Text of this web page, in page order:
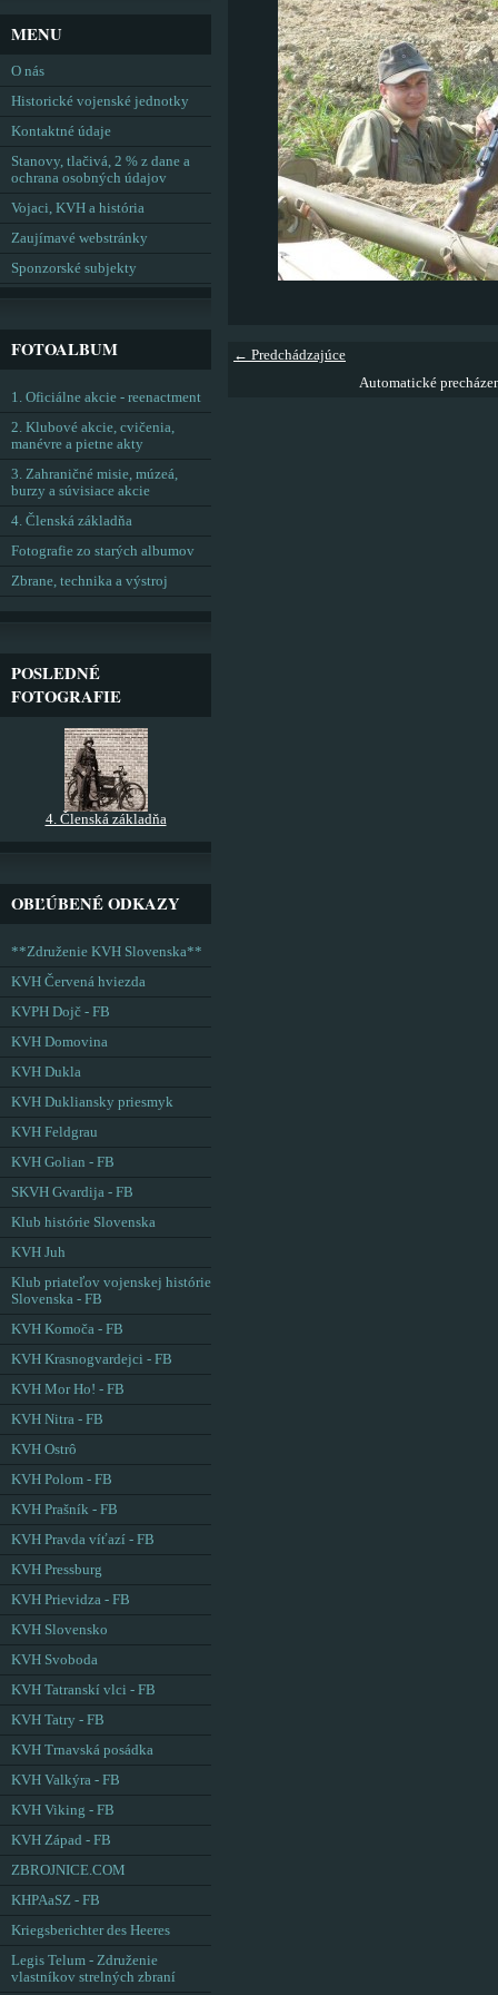
← Predchádzajúce
Automatické
MENU
O nás
Historické vojenské jednotky
Kontaktné údaje
Stanovy, tlačivá, 2 % z dane a
ochrana osobných údajov
Vojaci, KVH a história
Zaujímavé webstránky
Sponzorské subjekty
FOTOALBUM
1. Oficiálne akcie - reenactment
2. Klubové akcie, cvičenia,
manévre a pietne akty
3. Zahraničné misie, múzeá,
burzy a súvisiace akcie
4. Členská základňa
Fotografie zo starých albumov
Zbrane, technika a výstroj
POSLEDNÉ
FOTOGRAFIE
4. Členská základňa
OBĽÚBENÉ ODKAZY
**Združenie KVH Slovenska**
KVH Červená hviezda
KVPH Dojč - FB
KVH Domovina
KVH Dukla
KVH Dukliansky priesmyk
KVH Feldgrau
KVH Golian - FB
SKVH Gvardija - FB
Klub histórie Slovenska
KVH Juh
Klub priateľov vojenskej histórie
Slovenska - FB
KVH Komoča - FB
KVH Krasnogvardejci - FB
KVH Mor Ho! - FB
KVH Nitra - FB
KVH Ostrô
KVH Polom - FB
KVH Prašník - FB
KVH Pravda víťazí - FB
KVH Pressburg
KVH Prievidza - FB
KVH Slovensko
KVH Svoboda
KVH Tatranskí vlci - FB
KVH Tatry - FB
KVH Trnavská posádka
KVH Valkýra - FB
KVH Viking - FB
KVH Západ - FB
ZBROJNICE.COM
KHPAaSZ - FB
Kriegsberichter des Heeres
Legis Telum - Združenie
vlastníkov strelných zbraní